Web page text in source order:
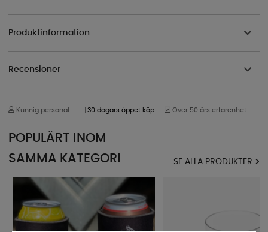
Produktinformation
Recensioner
Kunnig personal 30 dagars öppet köp Över 50 års erfarenhet
POPULÄRT INOM
SAMMA KATEGORI
SE ALLA PRODUKTER